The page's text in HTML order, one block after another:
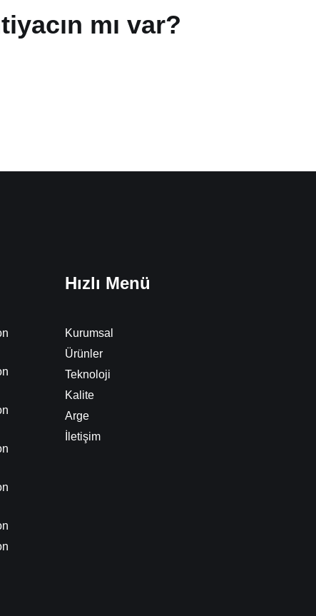
mı var?
Hızlı Menü
Kurumsal
Ürünler
Teknoloji
Kalite
Arge
İletişim